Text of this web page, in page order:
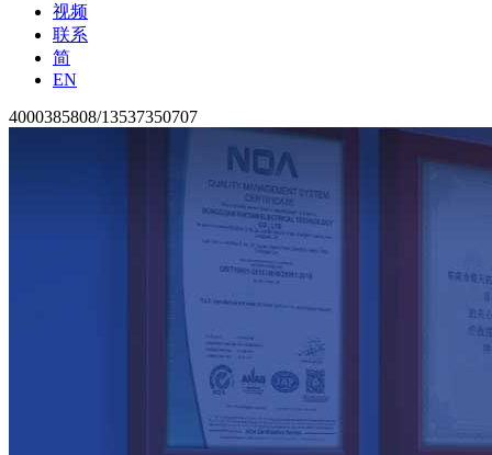
视频
联系
简
EN
4000385808/13537350707